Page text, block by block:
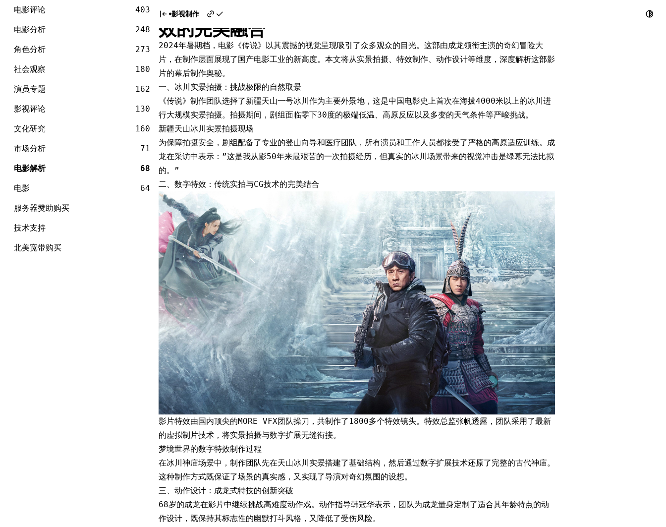
Skip
content
电影评论 403
电影分析 248
角色分析 273
社会观察 180
演员专题 162
影视评论 130
文化研究 160
市场分析 71
电影解析 68
电影 64
服务器赞助购买
技术支持
北美宽带购买
影视制作
《传说》幕后制作全解析：冰川实景拍摄与数字特
效的完美融合
2024年暑期档，电影《传说》以其震撼的视觉呈现吸引了众多观众的目光。这部由成龙领衔主演的奇幻冒险大
片，在制作层面展现了国产电影工业的新高度。本文将从实景拍摄、特效制作、动作设计等维度，深度解析这部影
片的幕后制作奥秘。
一、冰川实景拍摄：挑战极限的自然取景
《传说》制作团队选择了新疆天山一号冰川作为主要外景地，这是中国电影史上首次在海拔4000米以上的冰川进
行大规模实景拍摄。拍摄期间，剧组面临零下30度的极端低温、高原反应以及多变的天气条件等严峻挑战。
新疆天山冰川实景拍摄现场
为保障拍摄安全，剧组配备了专业的登山向导和医疗团队，所有演员和工作人员都接受了严格的高原适应训练。成
龙在采访中表示：”这是我从影50年来最艰苦的一次拍摄经历，但真实的冰川场景带来的视觉冲击是绿幕无法比拟
的。”
二、数字特效：传统实拍与CG技术的完美结合
影片特效由国内顶尖的MORE VFX团队操刀，共制作了1800多个特效镜头。特效总监张帆透露，团队采用了最新
的虚拟制片技术，将实景拍摄与数字扩展无缝衔接。
梦境世界的数字特效制作过程
在冰川神庙场景中，制作团队先在天山冰川实景搭建了基础结构，然后通过数字扩展技术还原了完整的古代神庙。
这种制作方式既保证了场景的真实感，又实现了导演对奇幻氛围的设想。
三、动作设计：成龙式特技的创新突破
68岁的成龙在影片中继续挑战高难度动作戏。动作指导韩冠华表示，团队为成龙量身定制了适合其年龄特点的动
作设计，既保持其标志性的幽默打斗风格，又降低了受伤风险。